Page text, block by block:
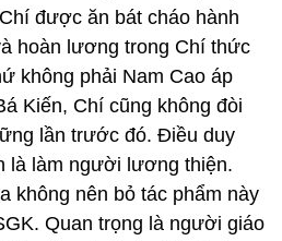
được ăn bát cháo hành
hoàn lương trong Chí thức
không phải Nam Cao áp
Kiến, Chí cũng không đòi
lần trước đó. Điều duy
là làm người lương thiện.
không nên bỏ tác phẩm này
Quan trọng là người giáo